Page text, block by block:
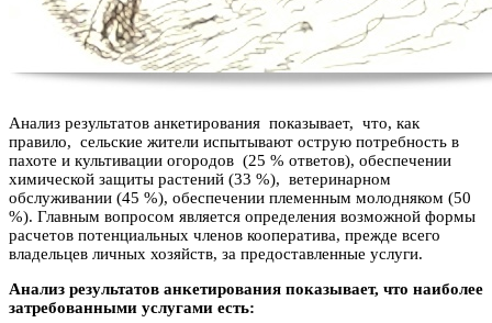
Анализ результатов анкетирования показывает, что, как
правило, сельские жители испытывают острую потребность в
пахоте и культивации огородов (25 % ответов), обеспечении
химической защиты растений (33 %), ветеринарном
обслуживании (45 %), обеспечении племенным молодняком (50
%). Главным вопросом является определения возможной формы
расчетов потенциальных членов кооператива, прежде всего
владельцев личных хозяйств, за предоставленные услуги.
Анализ результатов анкетирования показывает, что наиболее
затребованными услугами есть: